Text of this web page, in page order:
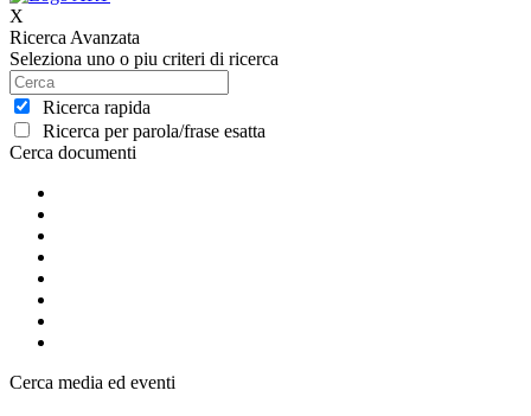
X
Ricerca Avanzata
Seleziona uno o piu criteri di ricerca
Ricerca rapida
Ricerca per parola/frase esatta
Cerca documenti
Cerca media ed eventi